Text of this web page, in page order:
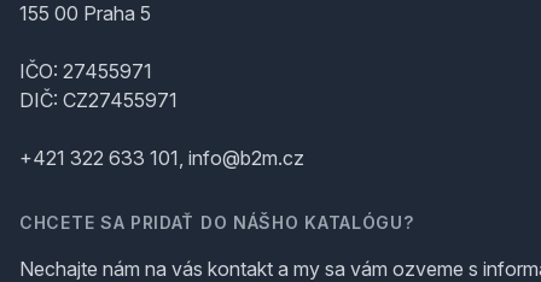
155 00 Praha 5
IČO: 27455971
DIČ: CZ27455971
+421 322 633 101, info@b2m.cz
CHCETE SA PRIDAŤ DO NÁŠHO KATALÓGU?
Nechajte nám na vás kontakt a my sa vám ozveme s